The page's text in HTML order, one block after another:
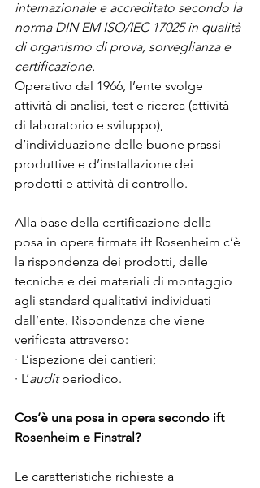
internazionale e accreditato secondo la
norma DIN EM ISO/IEC 17025 in qualità
di organismo di prova, sorveglianza e
certificazione.
Operativo dal 1966, l’ente svolge
attività di analisi, test e ricerca (attività
di laboratorio e sviluppo),
d’individuazione delle buone prassi
produttive e d’installazione dei
prodotti e attività di controllo.
Alla base della certificazione della
posa in opera firmata ift Rosenheim c’è
la rispondenza dei prodotti, delle
tecniche e dei materiali di montaggio
agli standard qualitativi individuati
dall’ente. Rispondenza che viene
verificata attraverso:
· L’ispezione dei cantieri;
· L’audit periodico.
Cos’è una posa in opera secondo ift
Rosenheim e Finstral?
Le caratteristiche richieste a